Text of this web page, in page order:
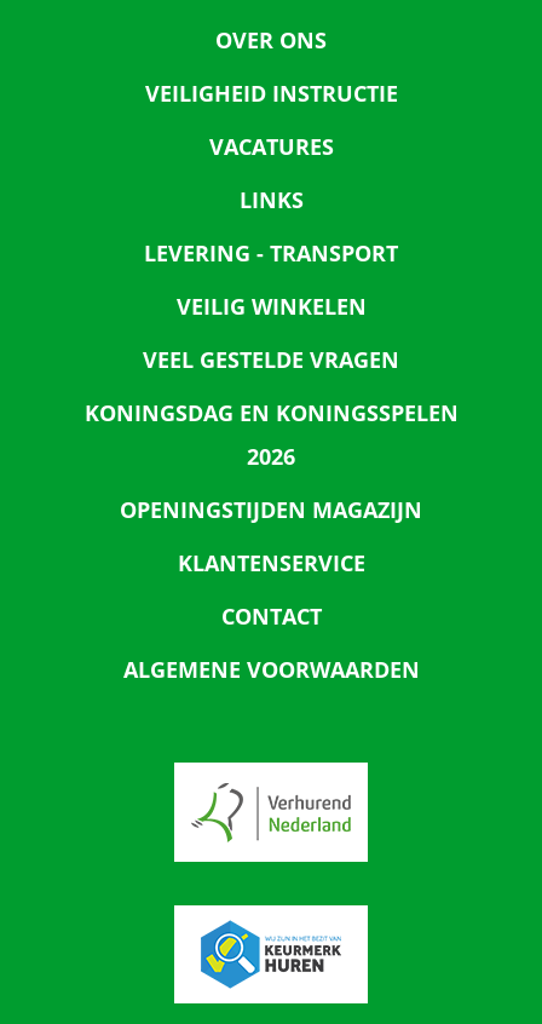
OVER ONS
VEILIGHEID INSTRUCTIE
VACATURES
LINKS
LEVERING - TRANSPORT
VEILIG WINKELEN
VEEL GESTELDE VRAGEN
KONINGSDAG EN KONINGSSPELEN
2026
OPENINGSTIJDEN MAGAZIJN
KLANTENSERVICE
CONTACT
ALGEMENE VOORWAARDEN